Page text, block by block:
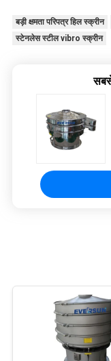
बड़ी क्षमता परिपत्र हिल स्क्रीन
स्टेनलेस स्टील vibro स्क्रीन